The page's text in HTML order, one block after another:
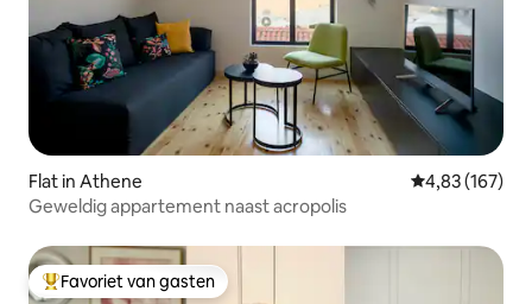
Flat in Athene Gemiddelde
4,83 (167)
Geweldig appartement naast acropolis
Topfavoriet van gasten
Favoriet van gasten